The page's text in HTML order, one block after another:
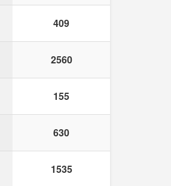
409
2560
155
630
1535